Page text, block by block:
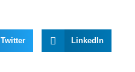
Twitter LinkedIn